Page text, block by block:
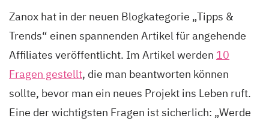
Zanox hat in der neuen Blogkategorie „Tipps &
Trends“ einen spannenden Artikel für angehende
Affiliates veröffentlicht. Im Artikel werden 10
Fragen gestellt, die man beantworten können
sollte, bevor man ein neues Projekt ins Leben ruft.
Eine der wichtigsten Fragen ist sicherlich: „Werde